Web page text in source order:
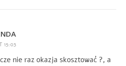
15:03
nie raz okazja skosztować ?, a